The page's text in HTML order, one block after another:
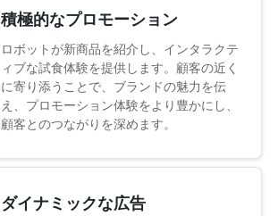
積極的なプロモーション
ロボットが新商品を紹介し、インタラクテ
ィブな試食体験を提供します。顧客の近く
に寄り添うことで、ブランドの魅力を伝
え、プロモーション体験をより豊かにし、
顧客とのつながりを深めます。
ダイナミックな広告